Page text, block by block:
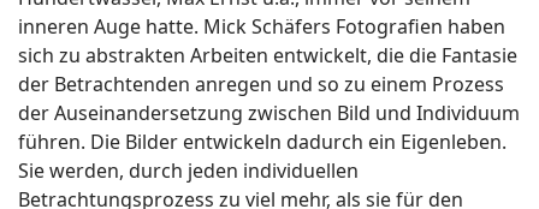
inneren Auge hatte. Mick Schäfers Fotografien haben
sich zu abstrakten Arbeiten entwickelt, die die Fantasie
der Betrachtenden anregen und so zu einem Prozess
der Auseinandersetzung zwischen Bild und Individuum
führen. Die Bilder entwickeln dadurch ein Eigenleben.
Sie werden, durch jeden individuellen
Betrachtungsprozess zu viel mehr, als sie für den